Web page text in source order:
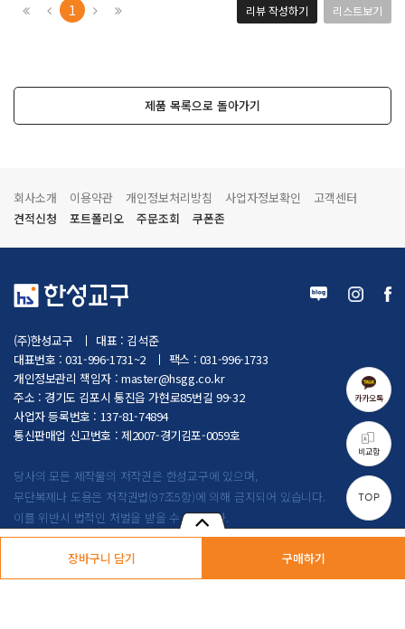
카카오톡
비교함
TOP
1 리뷰 작성하기 리스트보기
제품 목록으로 돌아가기
회사소개 이용약관 개인정보처리방침 사업자정보확인
고객센터
견적신청
포트폴리오 주문조회 쿠폰존
(주)한성교구
대표 : 김석준
대표번호 : 031-996-1731~2
팩스 : 031-996-1733
개인정보관리 책임자 : master@hsgg.co.kr
주소 : 경기도 김포시 통진읍 가현로85번길 99-32
사업자 등록번호 : 137-81-74894
통신판매업 신고번호 : 제2007-경기김포-0059호
당사의 모든 제작물의 저작권은 한성교구에 있으며,
무단복제나 도용은 저작권법(97조5항)에 의해 금지되어 있습니다.
이를 위반시 법적인 처벌을 받을 수 있습니다.
Copyright by (주)한성교구. All rights reserved.